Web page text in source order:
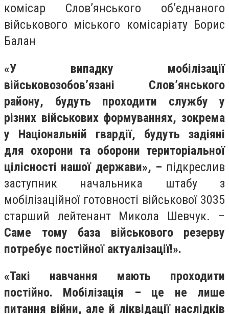
комісар Слов’янського об’єднаного
військового міського комісаріату Борис
Балан
«У випадку мобілізації
військовозобов’язані Слов’янського
району, будуть проходити службу у
різних військових формуваннях, зокрема
у Національній гвардії, будуть задіяні
для охорони та оборони територіальної
цілісності нашої держави», – підкреслив
заступник начальника штабу з
мобілізаційної готовності військової 3035
старший лейтенант Микола Шевчук. –
Саме тому база військового резерву
потребує постійної актуалізації!».
«Такі навчання мають проходити
постійно. Мобілізація – це не лише
питання війни, але й ліквідації наслідків